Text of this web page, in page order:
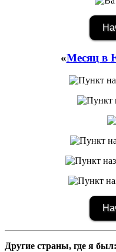
«Месяц в
Другие страны, где я был: